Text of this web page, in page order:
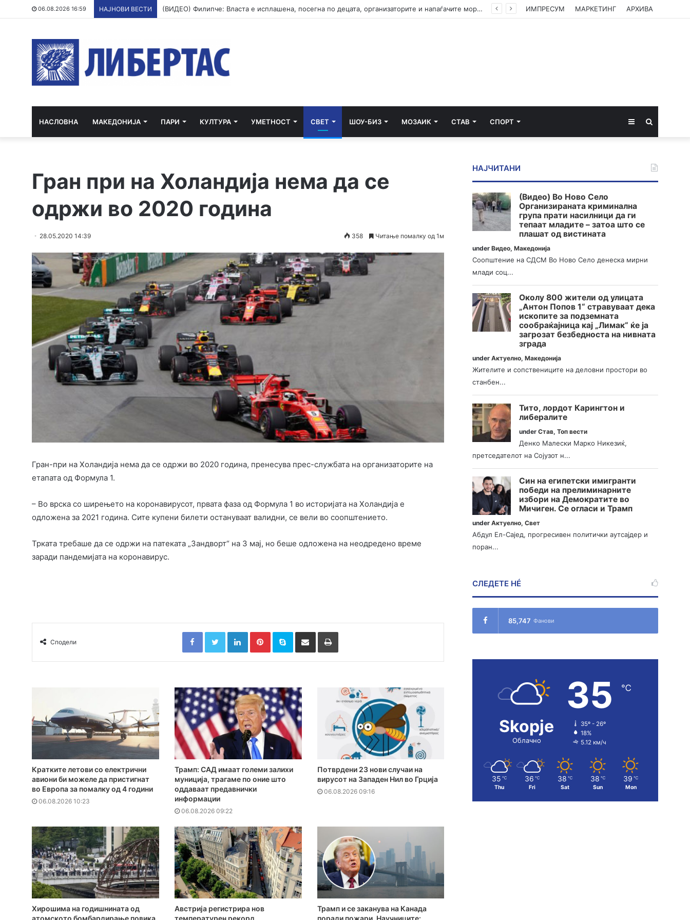
06.08.2026 16:59 НАЈНОВИ ВЕСТИ (ВИДЕО) Филипче: Власта е исплашена, посегна по децата, организаторите и напаѓачите мора да одговараат ИМПРЕСУМ МАРКЕТИНГ АРХИВА
НАСЛОВНА МАКЕДОНИЈА ПАРИ КУЛТУРА УМЕТНОСТ СВЕТ ШОУ-БИЗ МОЗАИК СТАВ СПОРТ Sidebar
Гран при на Холандија нема да се
одржи во 2020 година
28.05.2020 14:39 358 Читање помалку од 1м
Гран-при на Холандија нема да се одржи во 2020 година, пренесува прес-службата на организаторите на
етапата од Формула 1.
– Во врска со ширењето на коронавирусот, првата фаза од Формула 1 во историјата на Холандија е
одложена за 2021 година. Сите купени билети остануваат валидни, се вели во соопштението.
Трката требаше да се одржи на патеката „Зандворт“ на 3 мај, но беше одложена на неодредено време
заради пандемијата на коронавирус.
Сподели
FacebookTwitterLinkedInPinterestSkype Сподели преку Е-маил Испринтај
Кратките летови со електрични
авиони би можеле да пристигнат
во Европа за помалку од 4 години
06.08.2026 10:23
Трамп: САД имаат големи залихи
муниција, трагаме по оние што
оддаваат предавнички
информации
06.08.2026 09:22
Потврдени 23 нови случаи на
вирусот на Западен Нил во Грција
06.08.2026 09:16
Хирошима на годишнината од
атомското бомбардирање повика
Австрија регистрира нов
температурен рекорд
Трамп и се заканува на Канада
поради пожари. Научниците:
НАЈЧИТАНИ
(Видео) Во Ново Село
Организираната криминална
група прати насилници да ги
тепаат младите – затоа што се
плашат од вистината
underВидео,Македонија
Соопштение на СДСМ Во Ново Село денеска мирни
млади соц...
Околу 800 жители од улицата
„Антон Попов 1“ стравуваат дека
ископите за подземната
сообраќајница кај „Лимак“ ќе ја
загрозат безбедноста на нивната
зграда
underАктуелно,Македонија
Жителите и сопствениците на деловни простори во
станбен...
Тито, лордот Карингтон и
либералите
underСтав,Топ вести
Денко Малески Марко Никезиќ,
претседателот на Сојузот н...
Син на египетски имигранти
победи на прелиминарните
избори на Демократите во
Мичиген. Се огласи и Трамп
underАктуелно,Свет
Абдул Ел-Сајед, прогресивен политички аутсајдер и
поран...
СЛЕДЕТЕ НÉ
85,747 Фанови
Skopje
Облачно
35 ℃
35º - 26º
18%
5.12 км/ч
35 ℃
Thu
36 ℃
Fri
38 ℃
Sat
38 ℃
Sun
39 ℃
Mon